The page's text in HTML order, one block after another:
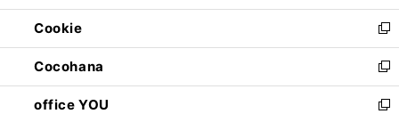
開
く
ウ
で
開
く
ン
ド
ウ
で
開
く
ウ
ィ
ン
ド
ウ
で
Cookie
新
し
い
ウ
ィ
Cocohana
新
し
い
office YOU
新